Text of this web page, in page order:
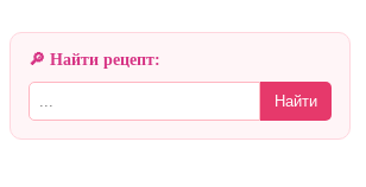
🔎 Найти рецепт:
Найти